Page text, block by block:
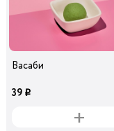
Васаби
39 i